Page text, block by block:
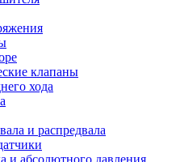
клапаны
хода
и распредвала
и абсолютного давления